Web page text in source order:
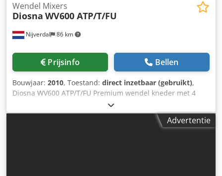
Nijverdal 86 km
Wendel Mixers
Diosna WV600 ATP/T/FU
Prijsinfo Bellen
Bouwjaar: 2010, Toestand: direct inzetbaar (gebruikt),
Diosna WV600 ATP/T/FU Premium wendel kneder met 4
kuipen 600kg deeg bouwjaar 2010 2 snelheden met
frequentieregelaar deegschraper met temperatuur
tandwiel aandrijving rvs uitvoering digitale SiemensAdvertentie